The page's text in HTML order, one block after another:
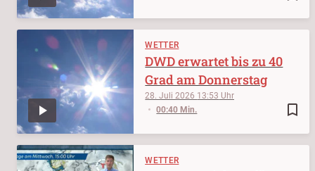
WETTER
bookmark_border
28. Juli 2026 13:53
00:40 Min.
DWD erwartet bis zu 40
Grad am Donnerstag
WETTER